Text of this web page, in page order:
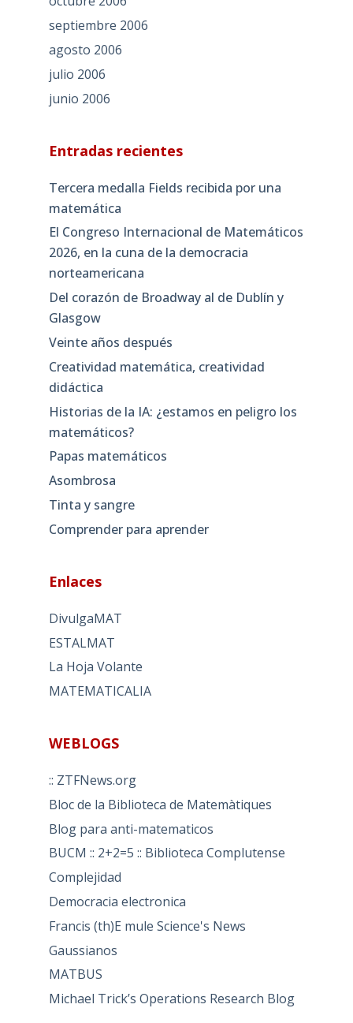
septiembre 2006
agosto 2006
julio 2006
junio 2006
Entradas recientes
Tercera medalla Fields recibida por una
matemática
El Congreso Internacional de Matemáticos
2026, en la cuna de la democracia
norteamericana
Del corazón de Broadway al de Dublín y
Glasgow
Veinte años después
Creatividad matemática, creatividad
didáctica
Historias de la IA: ¿estamos en peligro los
matemáticos?
Papas matemáticos
Asombrosa
Tinta y sangre
Comprender para aprender
Enlaces
DivulgaMAT
ESTALMAT
La Hoja Volante
MATEMATICALIA
WEBLOGS
:: ZTFNews.org
Bloc de la Biblioteca de Matemàtiques
Blog para anti-matematicos
BUCM :: 2+2=5 :: Biblioteca Complutense
Complejidad
Democracia electronica
Francis (th)E mule Science's News
Gaussianos
MATBUS
Michael Trick’s Operations Research Blog